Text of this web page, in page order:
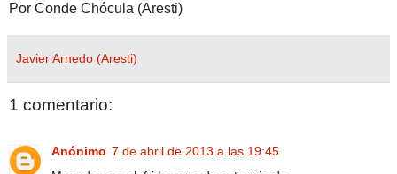
Por Conde Chócula (Aresti)
Javier Arnedo (Aresti)
1 comentario:
Anónimo 7 de abril de 2013 a las 19:45